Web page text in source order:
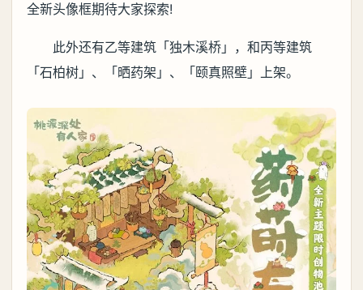
全新头像框期待大家探索!
此外还有乙等建筑「独木溪桥」，和丙等建筑
「石柏树」、「晒药架」、「颐真照壁」上架。